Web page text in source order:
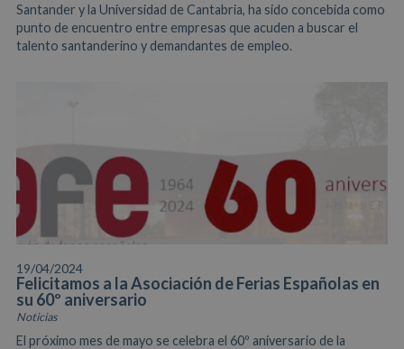
Santander y la Universidad de Cantabria, ha sido concebida como
punto de encuentro entre empresas que acuden a buscar el
talento santanderino y demandantes de empleo.
19/04/2024
Felicitamos a la Asociación de Ferias Españolas en
su 60º aniversario
Noticias
El próximo mes de mayo se celebra el 60º aniversario de la